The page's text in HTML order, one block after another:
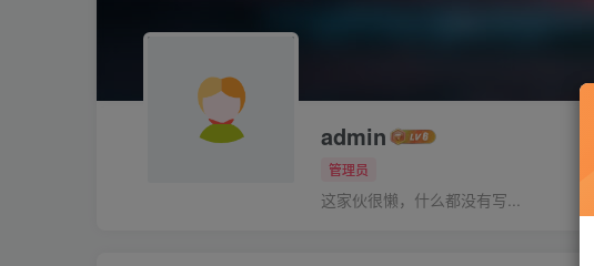
admin
管理员
这家伙很懒，什么都没有写...